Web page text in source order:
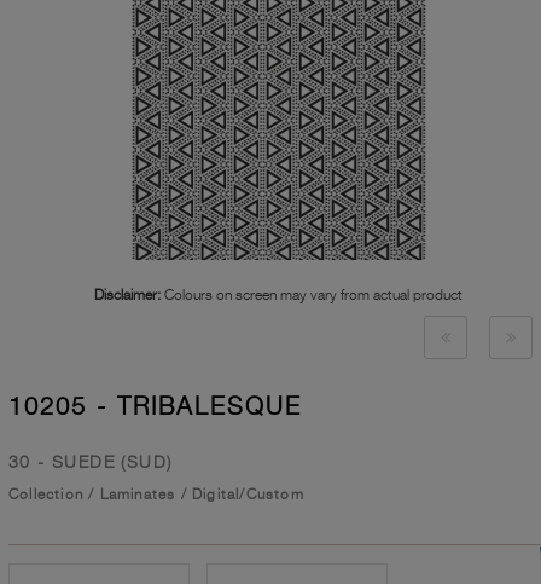
Disclaimer: Colours on screen may vary from actual product
10205 - TRIBALESQUE
30 - SUEDE (SUD)
Collection / Laminates / Digital/Custom